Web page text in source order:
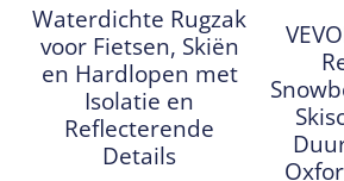
Waterdichte Rugzak
voor Fietsen, Skiën
en Hardlopen met
Isolatie en
Reflecterende
Details